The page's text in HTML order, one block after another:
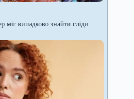
міг випадково знайти сліди